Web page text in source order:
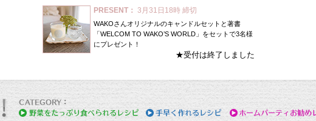
PRESENT： 3月31日18時 締切
WAKOさんオリジナルのキャンドルセットと著書
「WELCOM TO WAKO’S WORLD」をセットで3名様
にプレゼント！
★受付は終了しました